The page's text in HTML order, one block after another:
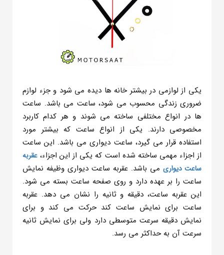
یکی از لوازمی در بیشتر خانه ها دیده می شود و جزء لوازم
ضروری زندگی محسوب می شود، ساعت می باشد. ساعت
ها در انواع مختلفی ساخته می شوند و هر کدام کاربرد
مخصوصی دارند. یکی از انواع ساعت که بیشتر مورد
استفاده قرار می گیرد، ساعت دیواری می باشد. این ساعت
از اجزاء مهمی ساخته شده است که یکی از این اجزاء، عقربه
ساعت دیواری می باشد. عقربه ساعت دیواری وظیفه نمایش
ساعت را بر عهده دارد و روی صفحه ساعت بسته می شود.
این عقربه ساعت، دقیقه و ثانیه را نشان می دهد. عقربه
ساعت برای نمایش ساعت کند حرکت می کند و برای
نمایش دقیقه سرعت متوسطی دارد ولی برای نمایش ثانیه
سرعت آن به حداکثر می رسد.